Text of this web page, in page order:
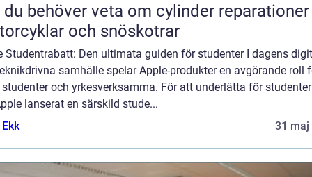
behöver veta om cylinder
och snöskotrar
Studentrabatt: Den ultimata guiden för studenter I dagens
samhälle spelar Apple-produkter en avgörande roll
och yrkesverksamma. För att underlätta för
lanserat en särskild stude...
31 maj